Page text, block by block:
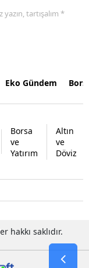
tartışalım *
Eko Gündem
Borsa
ve
Yatırım
Altın
ve
Döviz
hakkı saklıdır.